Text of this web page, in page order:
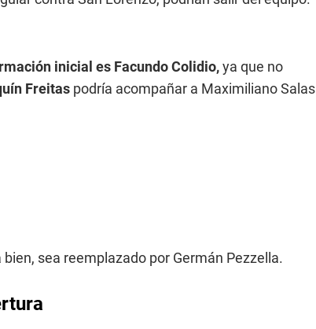
inicial es Facundo Colidio,ya que no
Freitas podría acompañar a Maximiliano Salas
sea reemplazado por Germán Pezzella.